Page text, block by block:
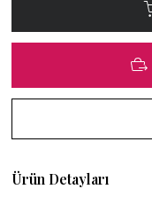
Ürün Detayları